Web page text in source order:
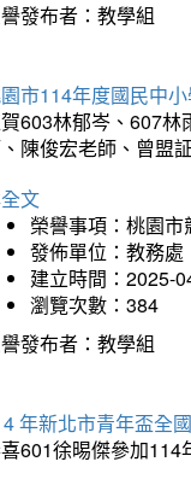
發布者：教學組
市114年度國民中
603林郁岑、607林
陳俊宏老師、曾盟
文
榮譽事項：桃園市
發佈單位：教務處
建立時間：2025-
瀏覽次數：384
發布者：教學組
年新北市青年盃全
601徐晹傑參加114